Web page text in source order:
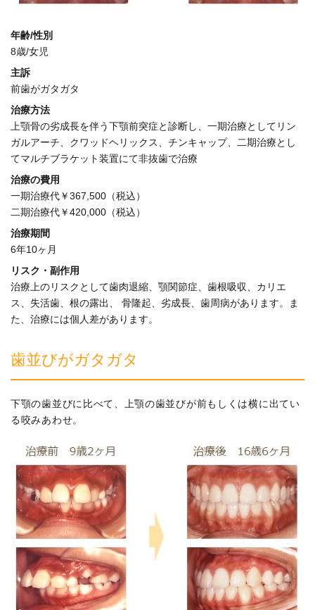
年齢/性別
8歳/女児
主訴
前歯がガタガタ
治療方法
上顎骨の劣成長を伴う下顎前突症と診断し、一期治療としてリン
ガルアーチ、クワッドヘリックス、チンキャップ、二期治療とし
てマルチブラケット装置にて非抜歯で治療
治療の費用
一期治療代￥367,500（税込）
二期治療代￥420,000（税込）
治療期間
6年10ヶ月
リスク・副作用
治療上のリスクとして歯肉退縮、顎関節症、歯根吸収、カリエ
ス、失活歯、根の露出、 骨隆起、劣成長、歯周病があります。ま
た、治療には個人差があります。
歯並びがガタガタ
下顎の歯並びに比べて、上顎の歯並びが前もしくは横に出てい
る咬みあわせ。